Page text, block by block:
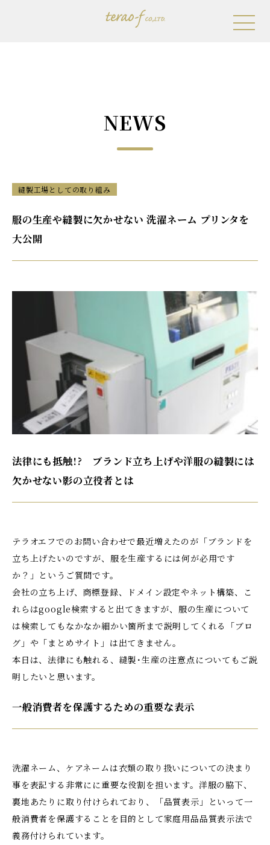
My Brand Influencer Sewing
Trouble
会社概要
NEWS
縫製工場としての取り組み
服の生産や縫製に欠かせない 洗濯ネーム プリンタを
大公開
法律にも抵触!? ブランド立ち上げや洋服の縫製には
欠かせない影の立役者とは
テラオエフでのお問い合わせで最近増えたのが「ブランドを
立ち上げたいのですが、服を生産するには何が必用です
か？」というご質問です。
会社の立ち上げ、商標登録、ドメイン設定やネット構築、こ
れらはgoogle検索すると出てきますが、服の生産について
は検索してもなかなか細かい箇所まで説明してくれる「ブロ
グ」や「まとめサイト」は出てきません。
本日は、法律にも触れる、縫製･生産の注意点についてもご説
明したいと思います。
一般消費者を保護するための重要な表示
洗濯ネーム、ケアネームは衣類の取り扱いについての決まり
事を表記する非常にに重要な役割を担います。洋服の脇下、
裏地あたりに取り付けられており、「品質表示」といって一
般消費者を保護することを目的として家庭用品品質表示法で
義務付けられています。